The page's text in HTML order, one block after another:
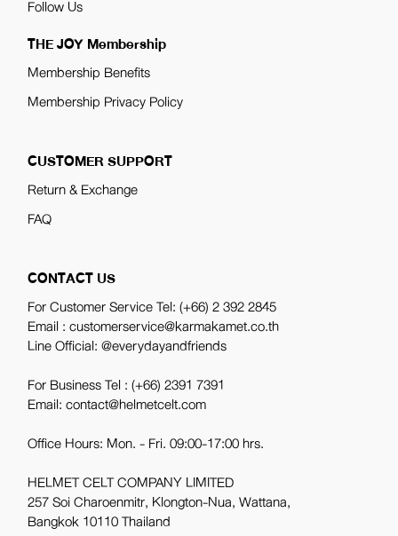
Follow Us
THE JOY Membership
Membership Benefits
Membership Privacy Policy
CUSTOMER SUPPORT
Return & Exchange
FAQ
CONTACT US
For Customer Service Tel:(+66) 2 392 2845
Email : customerservice@karmakamet.co.th
Line Official:@everydayandfriends
For Business Tel :(+66) 2391 7391
Email: contact@helmetcelt.com
Office Hours: Mon. - Fri. 09:00-17:00 hrs.
HELMET CELT COMPANY LIMITED
257 Soi Charoenmitr, Klongton-Nua, Wattana,
Bangkok 10110 Thailand